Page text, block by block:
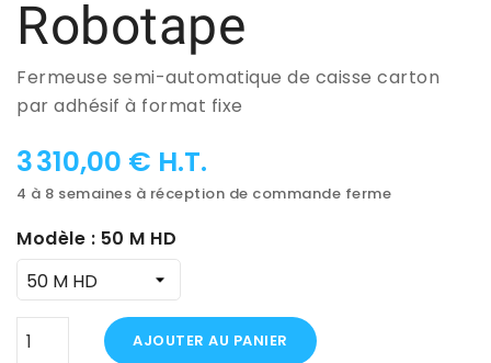
Robotape
Fermeuse semi-automatique de caisse carton
par adhésif à format fixe
3 310,00 € H.T.
4 à 8 semaines à réception de commande ferme
Modèle : 50 M HD
AJOUTER AU PANIER